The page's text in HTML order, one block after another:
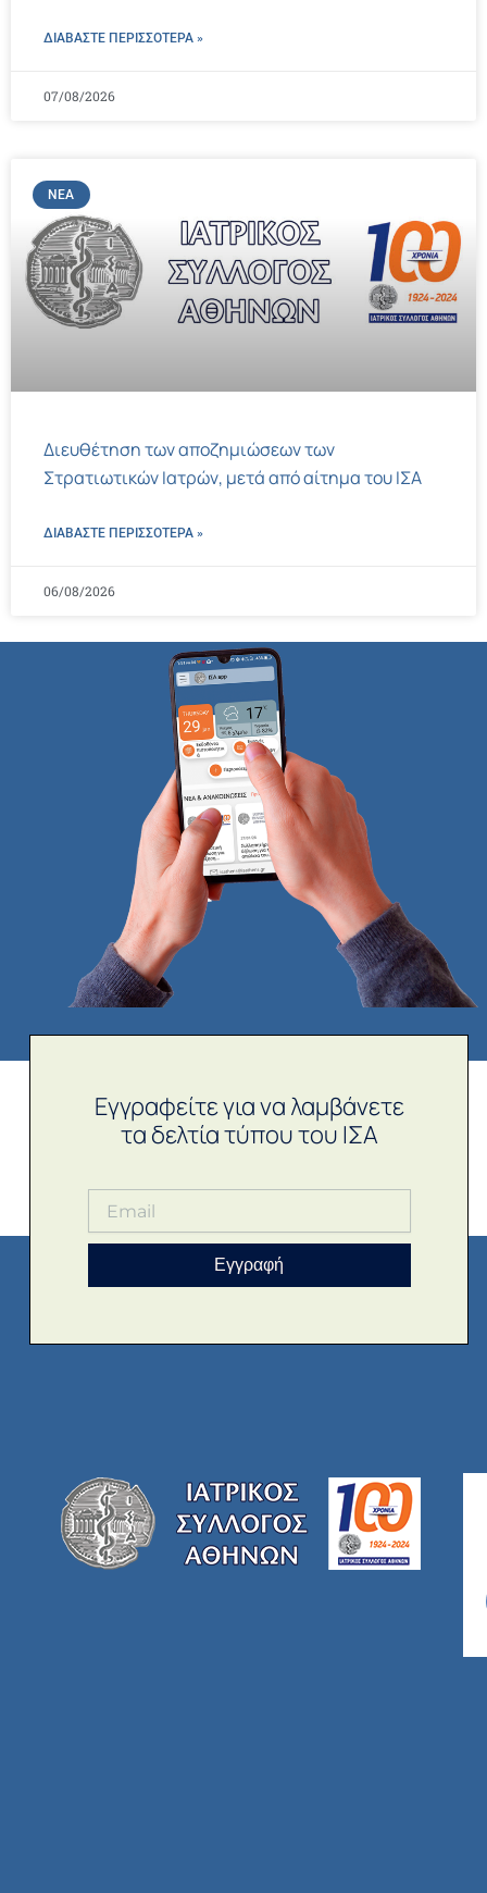
ΔΙΑΒΑΣΤΕ ΠΕΡΙΣΣΌΤΕΡΑ »
07/08/2026
ΝΈΑ
Διευθέτηση των αποζημιώσεων των
Στρατιωτικών Ιατρών, μετά από αίτημα του ΙΣΑ
ΔΙΑΒΑΣΤΕ ΠΕΡΙΣΣΌΤΕΡΑ »
06/08/2026
Εγγραφείτε για να λαμβάνετε
τα δελτία τύπου του ΙΣΑ
Εγγραφή